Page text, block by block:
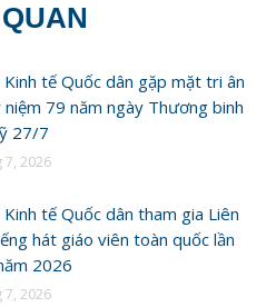
tế Quốc dân gặp mặt tri ân
niệm 79 năm ngày Thương binh
27/7
7, 2026
tế Quốc dân tham gia Liên
hát giáo viên toàn quốc lần
2026
7, 2026